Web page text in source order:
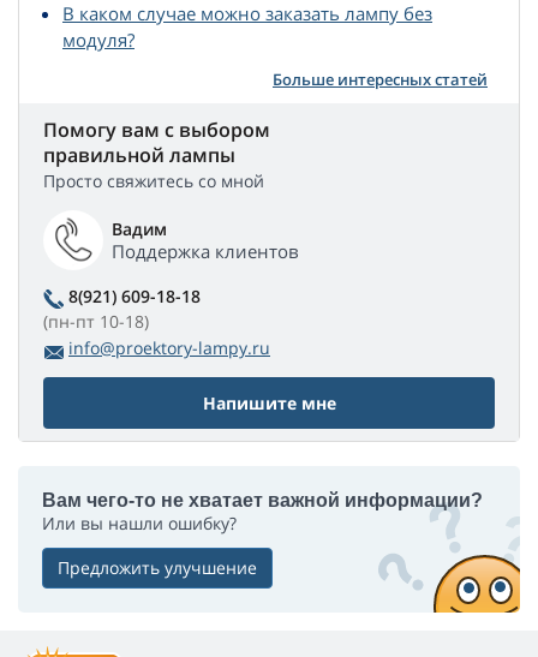
В каком случае можно заказать лампу без
модуля?
Больше интересных статей
Помогу вам с выбором
правильной лампы
Просто свяжитесь со мной
Вадим
Поддержка клиентов
8(921) 609-18-18
(пн-пт 10-18)
info@proektory-lampy.ru
Напишите мне
Вам чего-то не хватает важной информации?
Или вы нашли ошибку?
Предложить улучшение